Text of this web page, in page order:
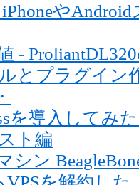
や
-
とプラグイン
を導入してみ
ト編
シン